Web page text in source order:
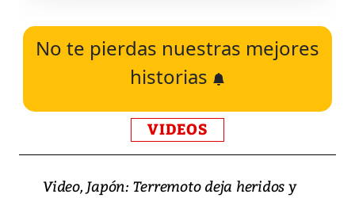
No te pierdas nuestras mejores
historias
VIDEOS
Video, Japón: Terremoto deja heridos y